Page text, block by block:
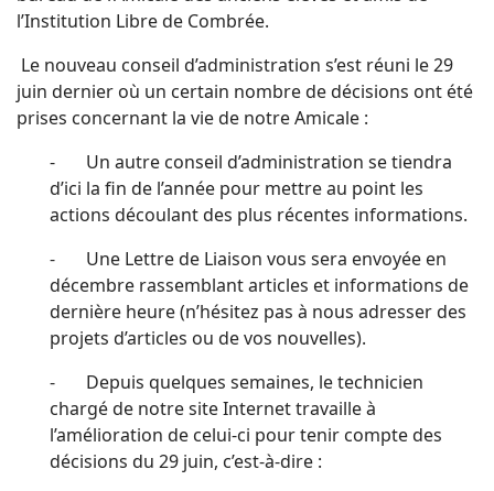
l’Institution Libre de Combrée.
Le nouveau conseil d’administration s’est réuni le 29
juin dernier où un certain nombre de décisions ont été
prises concernant la vie de notre Amicale :
- Un autre conseil d’administration se tiendra
d’ici la fin de l’année pour mettre au point les
actions découlant des plus récentes informations.
- Une Lettre de Liaison vous sera envoyée en
décembre rassemblant articles et informations de
dernière heure (n’hésitez pas à nous adresser des
projets d’articles ou de vos nouvelles).
- Depuis quelques semaines, le technicien
chargé de notre site Internet travaille à
l’amélioration de celui-ci pour tenir compte des
décisions du 29 juin, c’est-à-dire :